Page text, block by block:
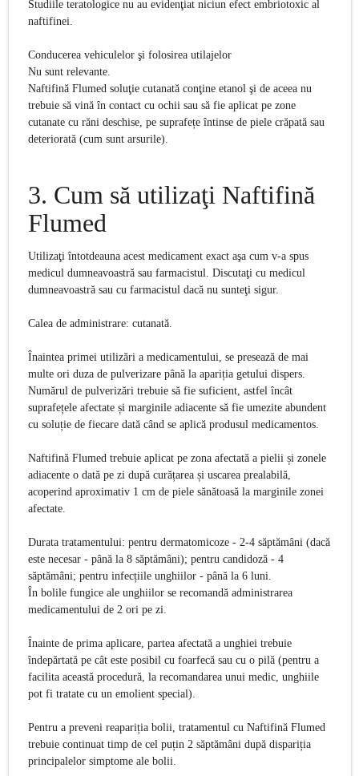
Studiile teratologice nu au evidenţiat niciun efect embriotoxic al
naftifinei.
Conducerea vehiculelor şi folosirea utilajelor
Nu sunt relevante.
Naftifină Flumed soluţie cutanată conţine etanol şi de aceea nu
trebuie să vină în contact cu ochii sau să fie aplicat pe zone
cutanate cu răni deschise, pe suprafețe întinse de piele crăpată sau
deteriorată (cum sunt arsurile).
3. Cum să utilizaţi Naftifină
Flumed
Utilizaţi întotdeauna acest medicament exact aşa cum v-a spus
medicul dumneavoastră sau farmacistul. Discutaţi cu medicul
dumneavoastră sau cu farmacistul dacă nu sunteţi sigur.
Calea de administrare: cutanată.
Înaintea primei utilizări a medicamentului, se presează de mai
multe ori duza de pulverizare până la apariția getului dispers.
Numărul de pulverizări trebuie să fie suficient, astfel încât
suprafețele afectate și marginile adiacente să fie umezite abundent
cu soluție de fiecare dată când se aplică produsul medicamentos.
Naftifină Flumed trebuie aplicat pe zona afectată a pielii și zonele
adiacente o dată pe zi după curățarea și uscarea prealabilă,
acoperind aproximativ 1 cm de piele sănătoasă la marginile zonei
afectate.
Durata tratamentului: pentru dermatomicoze - 2-4 săptămâni (dacă
este necesar - până la 8 săptămâni); pentru candidoză - 4
săptămâni; pentru infecțiile unghiilor - până la 6 luni.
În bolile fungice ale unghiilor se recomandă administrarea
medicamentului de 2 ori pe zi.
Înainte de prima aplicare, partea afectată a unghiei trebuie
îndepărtată pe cât este posibil cu foarfecă sau cu o pilă (pentru a
facilita această procedură, la recomandarea unui medic, unghiile
pot fi tratate cu un emolient special).
Pentru a preveni reapariția bolii, tratamentul cu Naftifină Flumed
trebuie continuat timp de cel puțin 2 săptămâni după dispariția
principalelor simptome ale bolii.